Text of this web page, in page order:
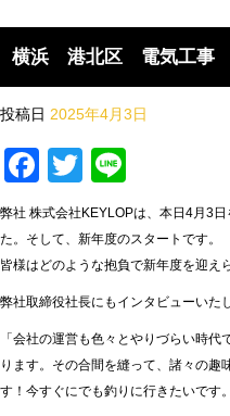
横浜 港北区 電気工事
投稿日 2025年4月3日
Facebook
Twitter
弊社 株式会社KEYLOPは、本日4月3
た。そして、新年度のスタートです。
皆様はどのような抱負で新年度を迎え
弊社取締役社長にもインタビューいた
「会社の運営も色々とやりづらい時
ります。その合間を縫って、諸々の趣
す！今すぐにでも釣りに行きたいです。